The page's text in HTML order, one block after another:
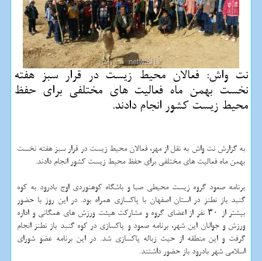
نت واش: فعالان محیط زیست در قرار سبز هفته
نخست بهمن ماه فعالیت های مختلفی برای حفظ
محیط زیست كشور انجام دادند.
به گزارش نت واش به نقل از مهر، فعالان محیط زیست در قرار سبز هفته نخست
بهمن ماه فعالیت های مختلفی برای حفظ محیط زیست كشور انجام دادند.
برنامه صعود گروه زیست محیطی صبا و باشگاه كوهنوردی اوج بادرود به كوه
گنبد باز نطنز در استان اصفهان با پاكسازی همراه بود. در این روز با حضور
بیشتر از ۳۰ نفر از اعضای گروه و مشاركت هیئت ورزش های همگانی و اداره
ورزش و جوانان این شهر، برنامه صعود و پاكسازی در كوه گنبد باز نطنز انجام
گرفت و این منطقه از حیث زباله پاكسازی شد. در این برنامه عضو شورای
اسلامی شهر بادرود باز حضور داشتند.